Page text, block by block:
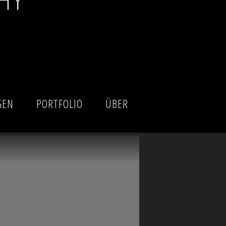
PORTFOLIO ÜBER